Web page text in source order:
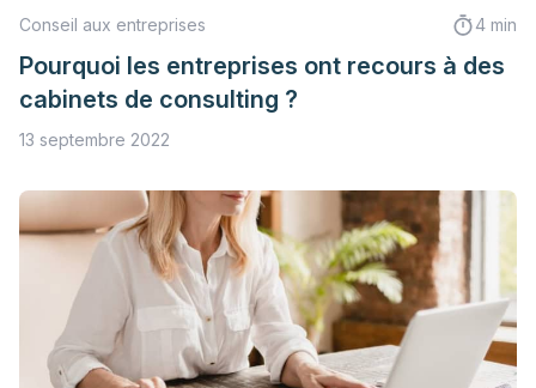
Conseil aux entreprises 4 min
Pourquoi les entreprises ont recours à des
cabinets de consulting ?
13 septembre 2022